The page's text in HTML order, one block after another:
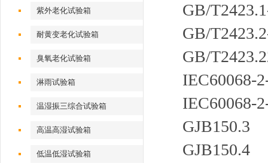
紫外老化试验箱
耐黄变老化试验箱
臭氧老化试验箱
淋雨试验箱
温湿振三综合试验箱
高温高湿试验箱
低温低湿试验箱
GB/
GB/
GB/
IEC60068-
IEC60068-